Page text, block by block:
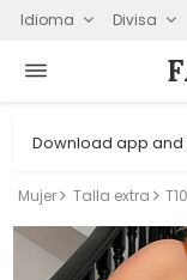
Idioma Divisa
Download app
Mujer Talla extra